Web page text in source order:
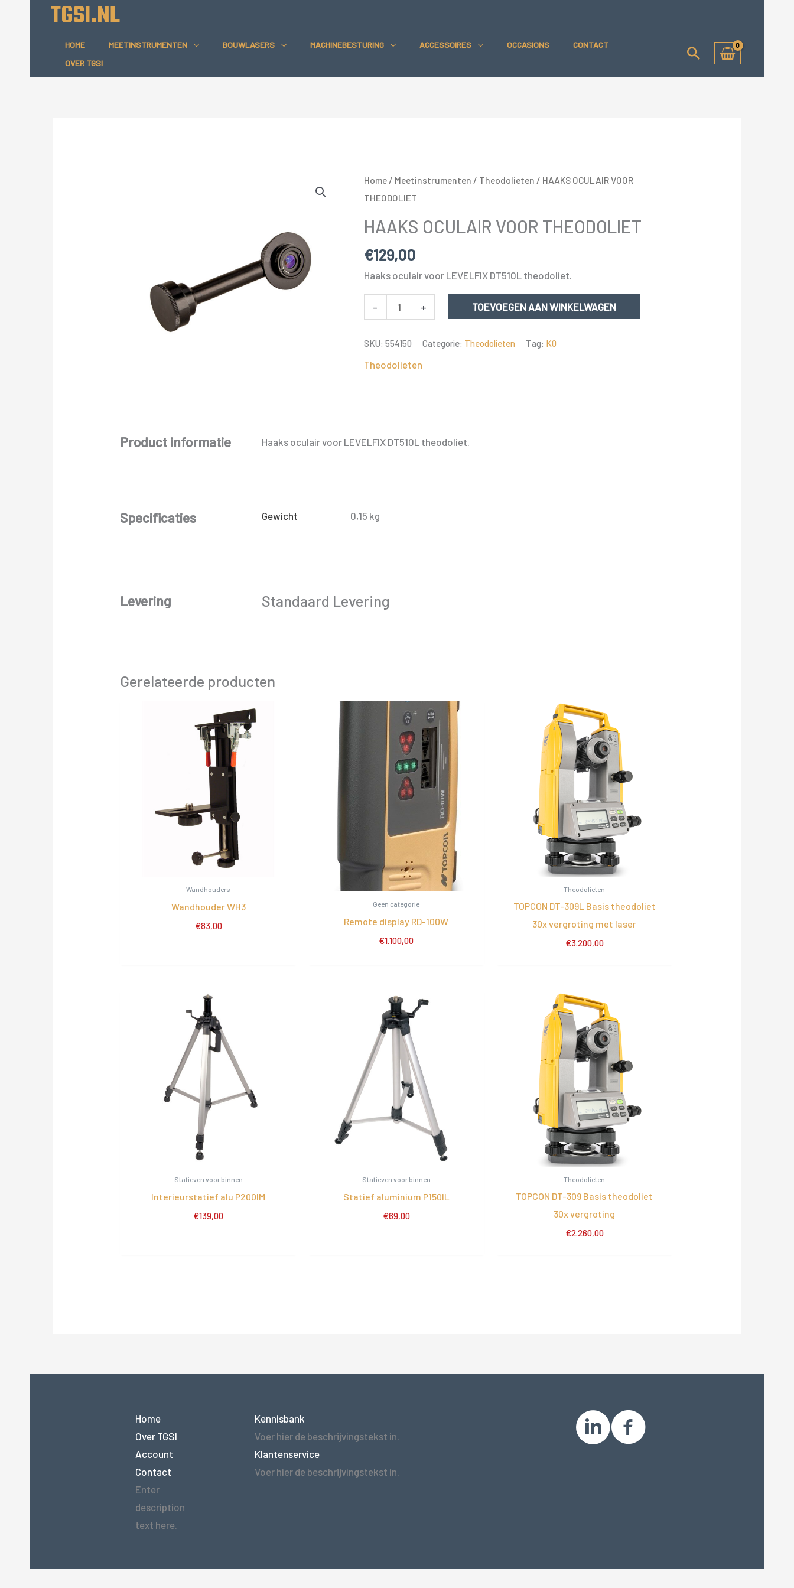
TGSI.NL
HOME MEETINSTRUMENTEN BOUWLASERS MACHINEBESTURING ACCESSOIRES OCCASIONS
CONTACT
OVER TGSI
Zoeken
Home/ Meetinstrumenten / Theodolieten / HAAKS OCULAIR VOOR
THEODOLIET
HAAKS OCULAIR VOOR THEODOLIET
€129,00
Haaks oculair voor LEVELFIX DT510L theodoliet.
-
OCULAIR
VOOR
+ TOEVOEGEN AAN WINKELWAGEN
SKU: 554150 Categorie: Theodolieten Tag: K0
Theodolieten
Product informatie Haaks oculair voor LEVELFIX DT510L theodoliet.
Specificaties Gewicht 0,15 kg
Levering Standaard Levering
Gerelateerde producten
Wandhouders
Wandhouder WH3
€83,00
Geen categorie
Remote display RD-100W
€1.100,00
Theodolieten
TOPCON DT-309L Basis theodoliet
30x vergroting met laser
€3.200,00
Statieven voor binnen
Interieurstatief alu P200IM
€139,00
Statieven voor binnen
Statief aluminium P150IL
€69,00
Theodolieten
TOPCON DT-309 Basis theodoliet
30x vergroting
€2.260,00
Home
Over TGSI
Account
Contact
Enter
description
text here.
Kennisbank
Voer hier de beschrijvingstekst in.
Klantenservice
Voer hier de beschrijvingstekst in.
aantal